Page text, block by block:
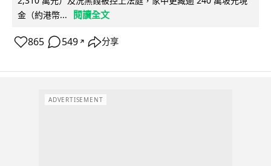
金（約港幣...
閱讀全文
865 549 ↗ 分享
ADVERTISEMENT